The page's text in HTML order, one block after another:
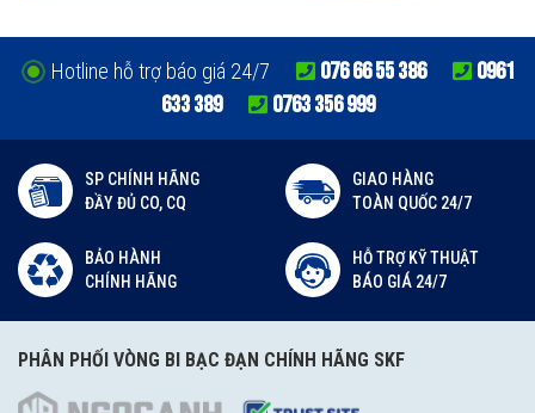
Hotline hỗ trợ báo giá 24/7 076 66 55 386
0961
633 389
0763 356 999
SP CHÍNH HÃNG
ĐẦY ĐỦ CO, CQ
GIAO HÀNG
TOÀN QUỐC 24/7
BẢO HÀNH
CHÍNH HÃNG
HỖ TRỢ KỸ THUẬT
BÁO GIÁ 24/7
PHÂN PHỐI VÒNG BI BẠC ĐẠN CHÍNH HÃNG SKF